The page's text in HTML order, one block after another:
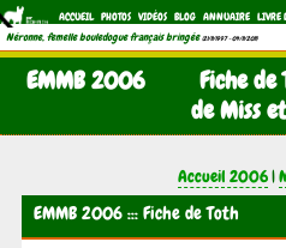
ACCUEIL PHOTOS VIDÉOS BLOG ANNUAIRE LIVRE
Néronne, femelle bouledogue français bringée (21/11/1997 - 04/11/2011)
EMMB 2006
Fiche de
de Miss
Accueil 2006|
EMMB 2006 ::: Fiche de Toth